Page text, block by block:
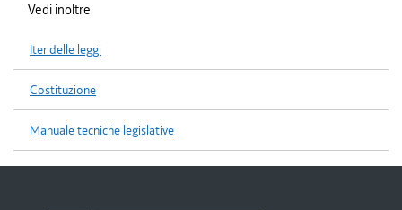
Vedi inoltre
Iter delle leggi
Costituzione
Manuale tecniche legislative